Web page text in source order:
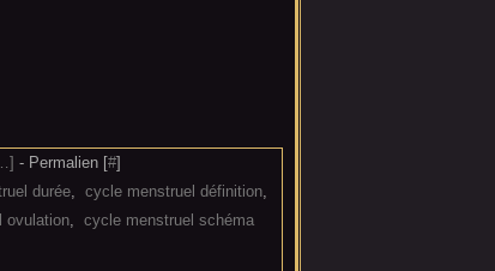
] - Permalien [#]
durée, cycle menstruel définition,
ovulation, cycle menstruel schéma